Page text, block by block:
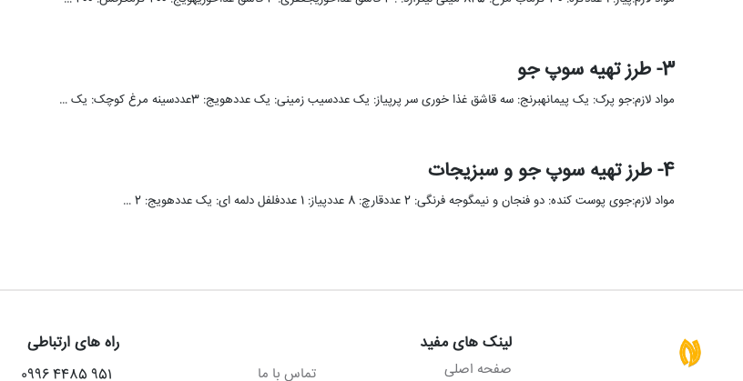
3- طرز تهیه سوپ جو
مواد لازم:جو پرک: یک پیمانهبرنج: سه قاشق غذا خوری سر پرپیاز: یک عددسیب زمینی: یک عددهویج: 3عددسینه مرغ کوچک: یک …
4- طرز تهیه سوپ جو و سبزیجات
مواد لازم:جوی پوست کنده: دو فنجان و نیمگوجه فرنگی: 2 عددقارچ: 8 عددپیاز: 1 عددفلفل دلمه ای: یک عددهویج: 2 …
لینک های مفید
صفحه اصلی تماس با ما
راه های ارتباطی
951 4485 0996